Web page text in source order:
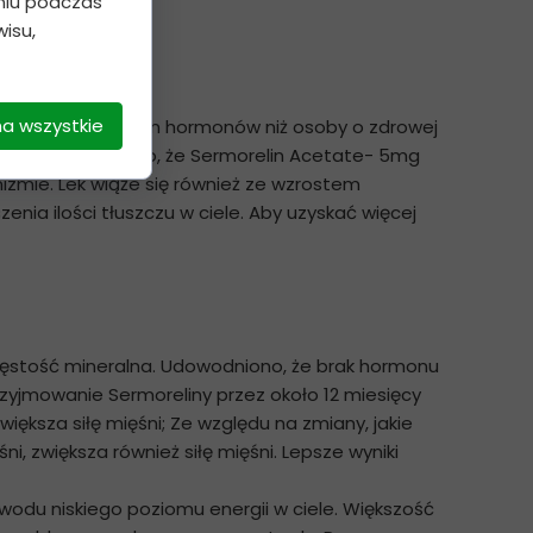
niższy poziom hormonów niż osoby o zdrowej
Udowodniono, że Sermorelin Acetate- 5mg
Lek wiąże się również ze wzrostem
ilości tłuszczu w ciele. Aby uzyskać więcej
mineralna. Udowodniono, że brak hormonu
Sermoreliny przez około 12 miesięcy
siłę mięśni; Ze względu na zmiany, jakie
również siłę mięśni. Lepsze wyniki
niskiego poziomu energii w ciele. Większość
wszystkie